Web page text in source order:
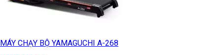
MÁY CHẠY BỘ YAMAGUCHI A-268